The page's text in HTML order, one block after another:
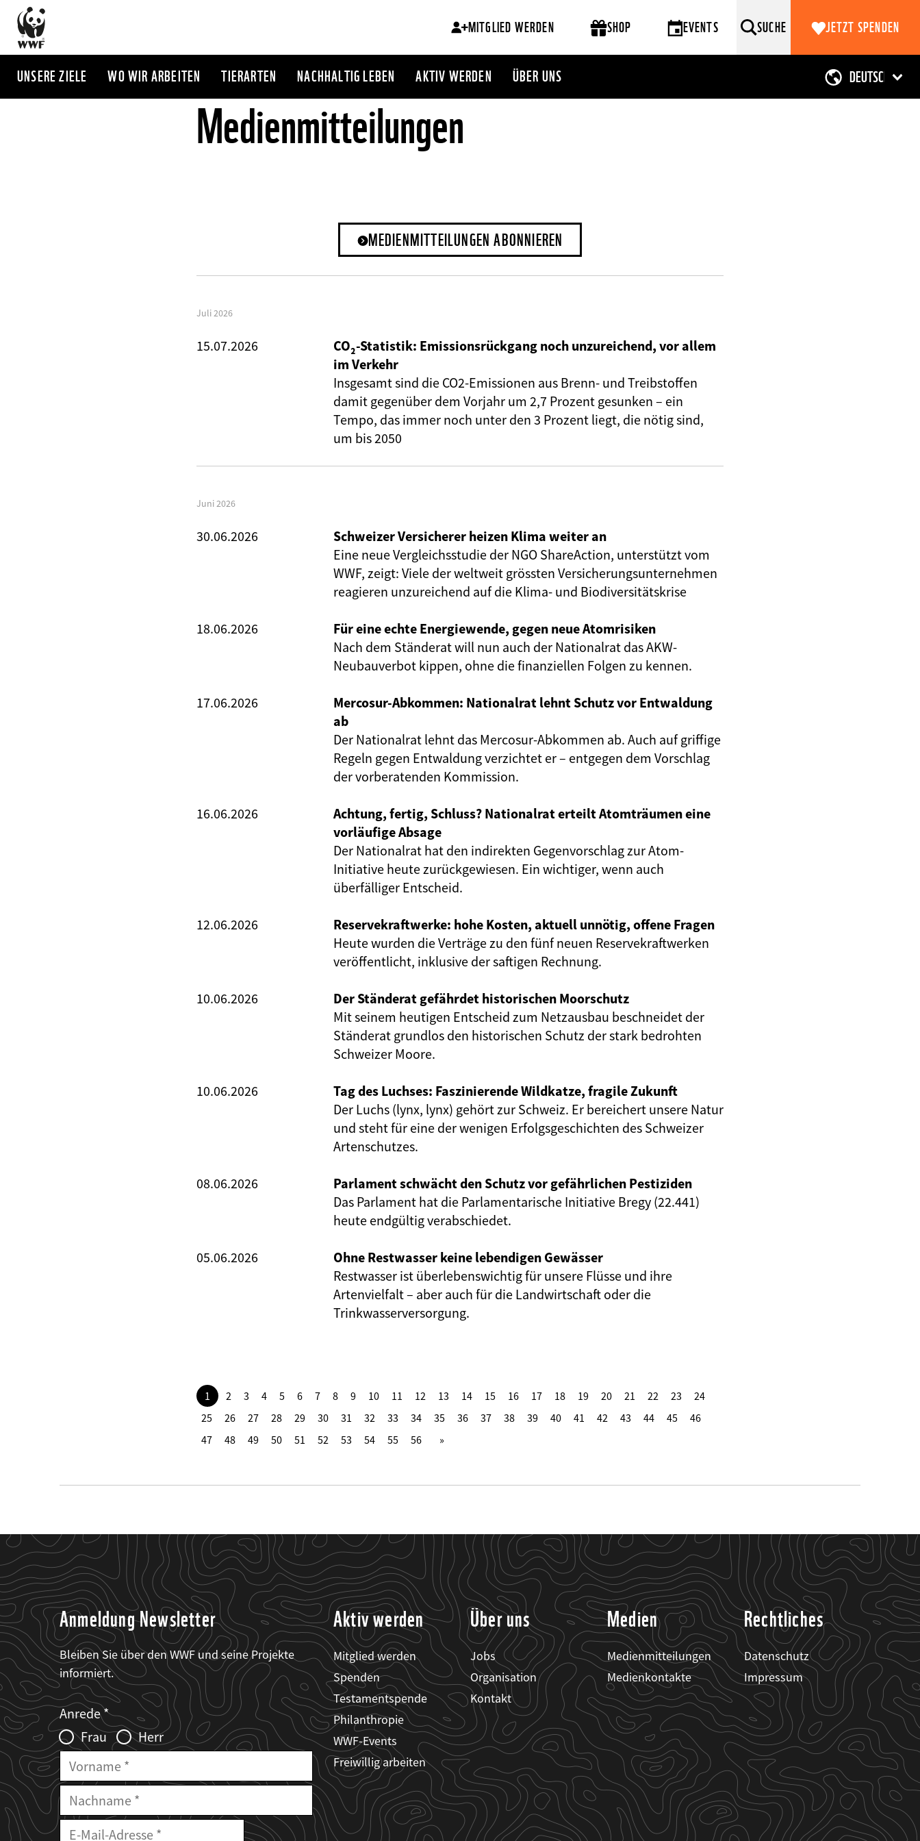
Direkt
zum
Inhalt
MITGLIED WERDEN SHOP EVENTS SUCHE JETZT SPENDEN
UNSERE ZIELE WO WIR ARBEITEN TIERARTEN NACHHALTIG LEBEN AKTIV WERDEN ÜBER UNS
Medienmitteilungen
MEDIENMITTEILUNGEN ABONNIEREN
Juli 2026
15.07.2026
CO₂-Statistik: Emissionsrückgang noch unzureichend, vor allem
im Verkehr
Insgesamt sind die CO2-Emissionen aus Brenn- und Treibstoffen
damit gegenüber dem Vorjahr um 2,7 Prozent gesunken – ein
Tempo, das immer noch unter den 3 Prozent liegt, die nötig sind,
um bis 2050
Juni 2026
30.06.2026
Schweizer Versicherer heizen Klima weiter an
Eine neue Vergleichsstudie der NGO ShareAction, unterstützt vom
WWF, zeigt: Viele der weltweit grössten Versicherungsunternehmen
reagieren unzureichend auf die Klima- und Biodiversitätskrise
18.06.2026
Für eine echte Energiewende, gegen neue Atomrisiken
Nach dem Ständerat will nun auch der Nationalrat das AKW-
Neubauverbot kippen, ohne die finanziellen Folgen zu kennen.
17.06.2026
Mercosur-Abkommen: Nationalrat lehnt Schutz vor Entwaldung
ab
Der Nationalrat lehnt das Mercosur-Abkommen ab. Auch auf griffige
Regeln gegen Entwaldung verzichtet er – entgegen dem Vorschlag
der vorberatenden Kommission.
16.06.2026
Achtung, fertig, Schluss? Nationalrat erteilt Atomträumen eine
vorläufige Absage
Der Nationalrat hat den indirekten Gegenvorschlag zur Atom-
Initiative heute zurückgewiesen. Ein wichtiger, wenn auch
überfälliger Entscheid.
12.06.2026
Reservekraftwerke: hohe Kosten, aktuell unnötig, offene Fragen
Heute wurden die Verträge zu den fünf neuen Reservekraftwerken
veröffentlicht, inklusive der saftigen Rechnung.
10.06.2026
Der Ständerat gefährdet historischen Moorschutz
Mit seinem heutigen Entscheid zum Netzausbau beschneidet der
Ständerat grundlos den historischen Schutz der stark bedrohten
Schweizer Moore.
10.06.2026
Tag des Luchses: Faszinierende Wildkatze, fragile Zukunft
Der Luchs (lynx, lynx) gehört zur Schweiz. Er bereichert unsere Natur
und steht für eine der wenigen Erfolgsgeschichten des Schweizer
Artenschutzes.
08.06.2026
Parlament schwächt den Schutz vor gefährlichen Pestiziden
Das Parlament hat die Parlamentarische Initiative Bregy (22.441)
heute endgültig verabschiedet.
05.06.2026
Ohne Restwasser keine lebendigen Gewässer
Restwasser ist überlebenswichtig für unsere Flüsse und ihre
Artenvielfalt – aber auch für die Landwirtschaft oder die
Trinkwasserversorgung.
1 2 3 4 5 6 7 8 9 10 11 12 13 14 15 16 17 18 19 20 21 22 23
24
25
26 27 28 29 30 31 32 33 34 35 36 37 38 39 40 41 42 43 44 45
46
47
48 49 50 51 52 53 54 55 56
Anmeldung Newsletter
Bleiben Sie über den WWF und seine Projekte
informiert.
Web2Case
Infofelder
Fieldset
anrede_name
Anrede
Frau
Herr
Vorname
Nachname
E-
Mailadresse
Aktiv werden
Mitglied werden
Spenden
Testamentspende
Philanthropie
WWF-Events
Freiwillig arbeiten
Über uns
Jobs
Organisation
Kontakt
Medien
Medienmitteilungen
Medienkontakte
Rechtliches
Datenschutz
Impressum